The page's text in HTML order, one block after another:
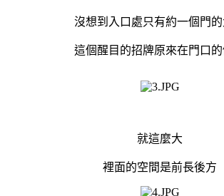
沒想到入口處只有約一個門
這個醒目的招牌原來在門口
就這麼大
裡面的空間是前長後方